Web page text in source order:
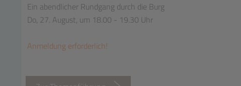
Ein abendlicher Rundgang durch die Burg
Do, 27. August, um 18.00 - 19.30 Uhr
Anmeldung erforderlich!